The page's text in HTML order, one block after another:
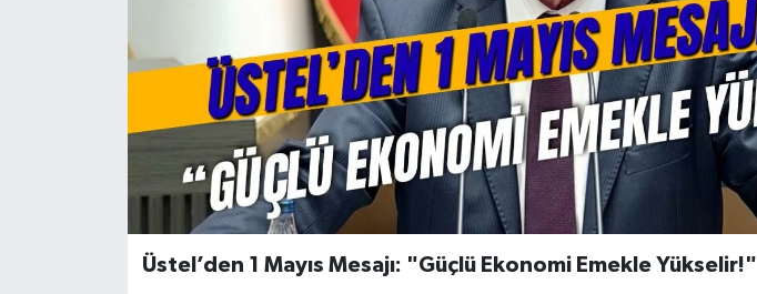
Üstel’den 1 Mayıs Mesajı: "Güçlü Ekonomi Emekle Yükselir!"